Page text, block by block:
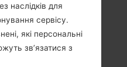
наслідків для
сервісу.
які персональні
зв’язатися з